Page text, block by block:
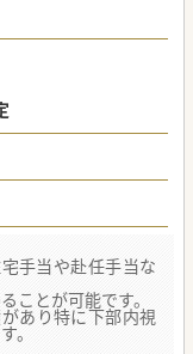
手当や赴任手当な
ことが可能です。
あり特に下部内視
。